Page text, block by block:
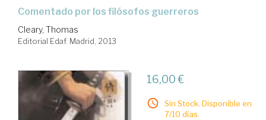
comentado por los filósofos guerreros
Cleary, Thomas
Editorial Edaf. Madrid, 2013
16,00 €
Sin Stock. Disponible en
7/10 días.